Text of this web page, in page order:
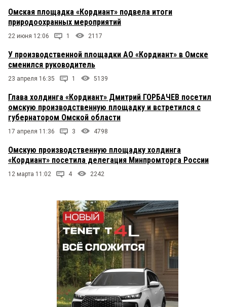
Омская площадка «Кордиант» подвела итоги
природоохранных мероприятий
22 июня 12:06 1 2117
У производственной площадки АО «Кордиант» в Омске
сменился руководитель
23 апреля 16:35 1 5139
Глава холдинга «Кордиант» Дмитрий ГОРБАЧЕВ посетил
омскую производственную площадку и встретился с
губернатором Омской области
17 апреля 11:36 3 4798
Омскую производственную площадку холдинга
«Кордиант» посетила делегация Минпромторга России
12 марта 11:02 4 2242